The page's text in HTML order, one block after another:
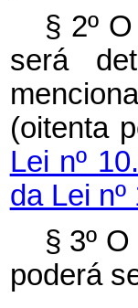
§ 2º
será
(oitenta
Lei nº
da Lei
§ 3º
poderá